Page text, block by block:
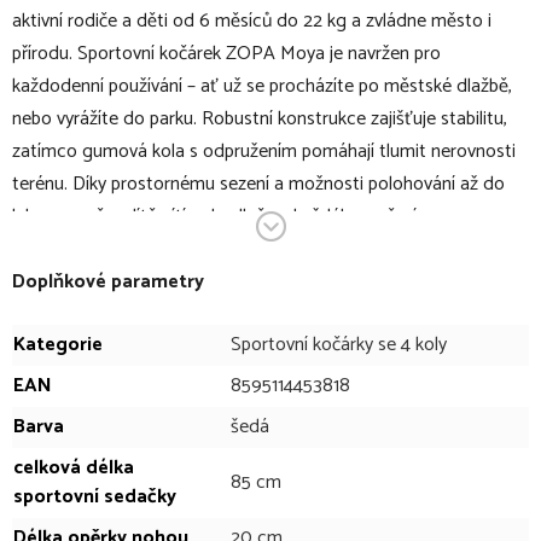
aktivní rodiče a děti od 6 měsíců do 22 kg a zvládne město i
přírodu. Sportovní kočárek ZOPA Moya je navržen pro
každodenní používání – ať už se procházíte po městské dlažbě,
nebo vyrážíte do parku. Robustní konstrukce zajišťuje stabilitu,
zatímco gumová kola s odpružením pomáhají tlumit nerovnosti
terénu. Díky prostornému sezení a možnosti polohování až do
lehu se v něm dítě cítí pohodlně za každého počasí.
V bodech:
sportovní kočárek vhodný pro děti od 6 měsíců do 22 kg
navržen s ohledem na potřeby rodičů i dětí
kompaktní skládání
při skládání nezabírá téměř žádné místo a snadno se vejde
i do menšího kufru auta
pojistka proti nechtěnému rozložení
Doplňkové parametry
Kategorie
Sportovní kočárky se 4 koly
EAN
8595114453818
Barva
šedá
celková délka
sportovní sedačky
85 cm